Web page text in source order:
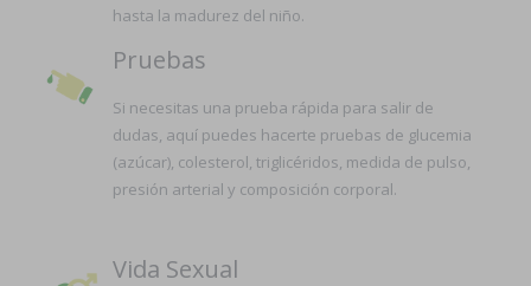
hasta la madurez del niño.
Pruebas
Si necesitas una prueba rápida para salir de
dudas, aquí puedes hacerte pruebas de glucemia
(azúcar), colesterol, triglicéridos, medida de pulso,
presión arterial y composición corporal.
Vida Sexual